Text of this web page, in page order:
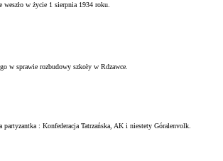
weszło w życie 1 sierpnia 1934 roku.
w sprawie rozbudowy szkoły w Rdzawce.
partyzantka : Konfederacja Tatrzańska, AK i niestety Góralenvolk.